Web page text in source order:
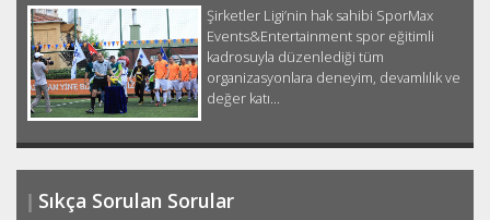
Şirketler Ligi’nin hak sahibi SporMax
Events&Entertainment spor eğitimli
kadrosuyla düzenlediği tüm
organizasyonlara deneyim, devamlılık ve
değer katı...
Sıkça Sorulan Sorular